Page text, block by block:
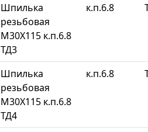
Шпилька
резьбовая
М30Х115 к.п.6.8
ТД3
к.п.6.8
Шпилька
резьбовая
М30Х115 к.п.6.8
ТД4
к.п.6.8